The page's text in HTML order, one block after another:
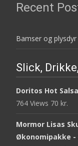
Recent
Bamser og plysdyr
Slick,
Doritos Hot
764 Views 70 kr.
Mormor Lisas
Økonomipakke -